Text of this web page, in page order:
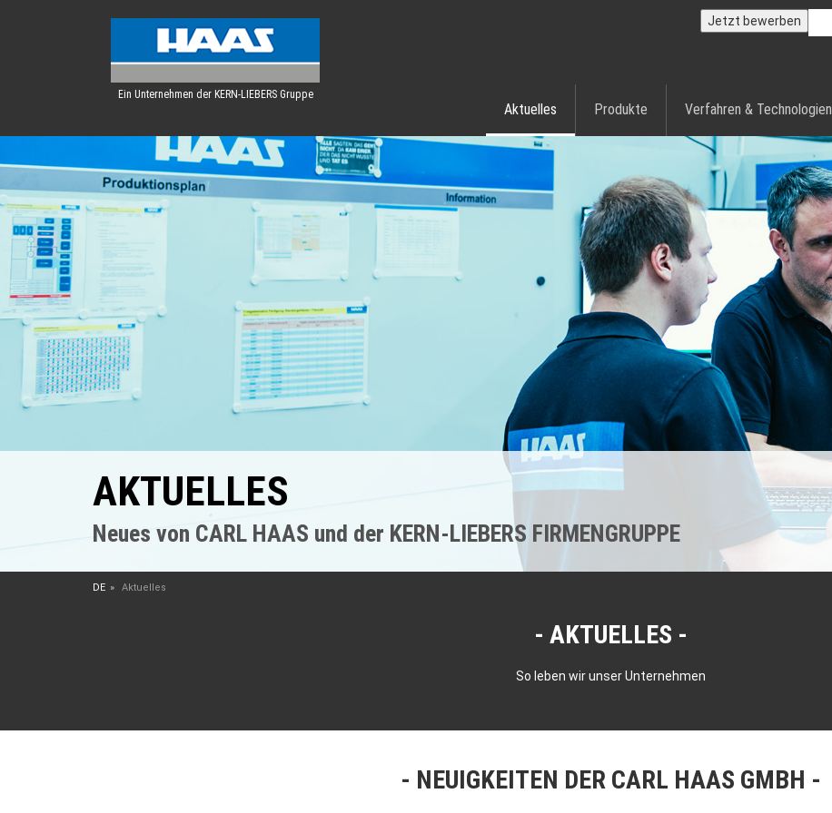
Ein Unternehmen der KERN-LIEBERS Gruppe
Jetzt bewerben
Aktuelles Produkte Verfahren & Technologien
AKTUELLES
Neues von CARL HAAS und der KERN-LIEBERS FIRMENGRUPPE
DE Aktuelles
AKTUELLES
So leben wir unser Unternehmen
NEUIGKEITEN DER CARL HAAS GMBH